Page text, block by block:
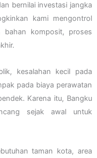
bernilai investasi jangka
kami mengontrol
bahan komposit, proses
kesalahan kecil pada
pada biaya perawatan
Karena itu, Bangku
sejak awal untuk
taman kota, area